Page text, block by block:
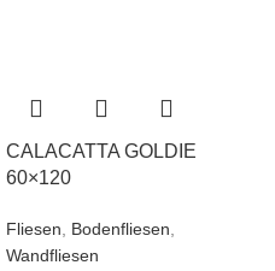
CALACATTA GOLDIE
60×120
Fliesen, Bodenfliesen,
Wandfliesen